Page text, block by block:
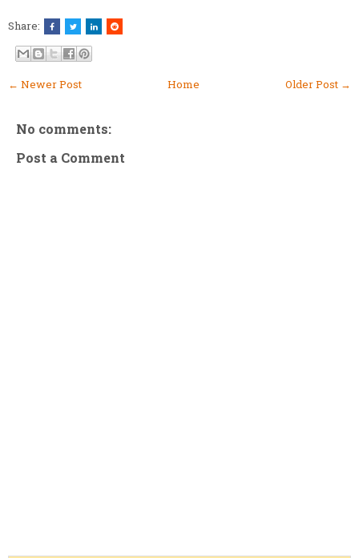
Share:
← Newer Post Older Post →
Home
No comments:
Post a Comment